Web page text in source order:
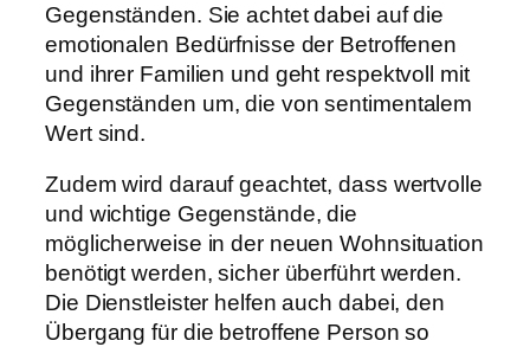
Gegenständen. Sie achtet dabei auf die
emotionalen Bedürfnisse der Betroffenen
und ihrer Familien und geht respektvoll mit
Gegenständen um, die von sentimentalem
Wert sind.
Zudem wird darauf geachtet, dass wertvolle
und wichtige Gegenstände, die
möglicherweise in der neuen Wohnsituation
benötigt werden, sicher überführt werden.
Die Dienstleister helfen auch dabei, den
Übergang für die betroffene Person so